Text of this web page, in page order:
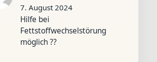
7. August 2024
Hilfe bei
Fettstoffwechselstörung
möglich ??